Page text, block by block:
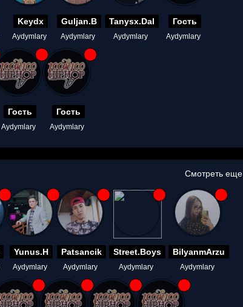
Keydx
Aydymlary
Guljan.B
Aydymlary
Tanysx.Dal
Aydymlary
Гость
Aydymlary
Гость
Aydymlary
Гость
Aydymlary
Смотреть еще
Yunus.H
Aydymlary
Patsancik
Aydymlary
Street.Boys
Aydymlary
BilyanmArzu
Aydymlary